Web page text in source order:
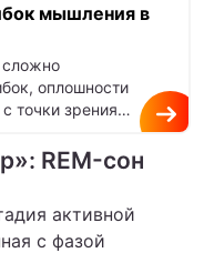
мышления в
сложно
оплошности
точки зрения
REM-сон
активной
с фазой